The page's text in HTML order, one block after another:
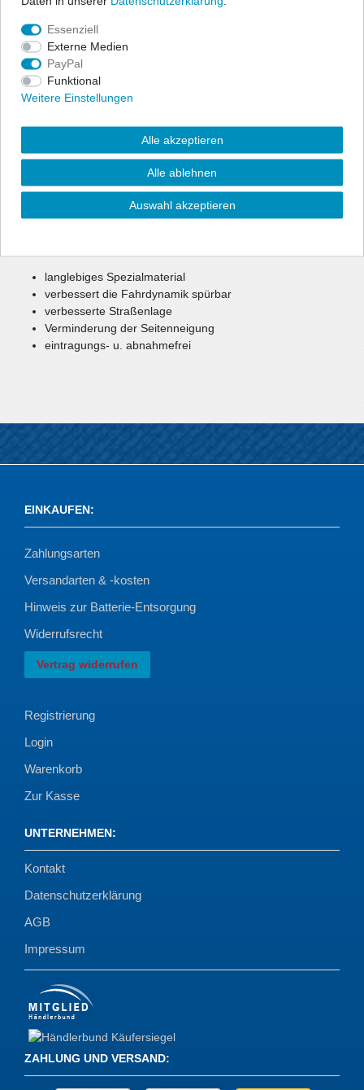
Sie sind qualitativ sehr hochwertig, damit stabiler, haltbarer und
bedeutend langlebiger als herkömmliche Serien- und
Gummibuchsen. Im Motorsport sind sie nicht mehr weg zu
denken.
Und auch im Straßenverkehr haben sie ihre Vorzüge. Die
Straßenlage wird durch die straffere Auslegung erheblich
Sicherheit und Sportlichkeit. Die Buchsen und Halter gibt es für
alle gängigen Fahrzeugmarken und Modelle für Vorder- u.
Hinterachse, sowie Auspuffaufhängungsteile.
Teilweise wird auch benötigtes Montagematerial (Schrauben,
Muttern, Unterlegscheiben etc.) mitgeliefert.
langlebiges Spezialmaterial
verbessert die Fahrdynamik spürbar
verbesserte Straßenlage
Verminderung der Seitenneigung
eintragungs- u. abnahmefrei
EINKAUFEN:
Zahlungsarten
Versandarten & -kosten
Hinweis zur Batterie-Entsorgung
Widerrufsrecht
Vertrag widerrufen
Registrierung
Login
Warenkorb
Zur Kasse
UNTERNEHMEN:
Kontakt
Datenschutzerklärung
AGB
Impressum
ZAHLUNG UND VERSAND:
Essenziell
Externe Medien
PayPal
Funktional
Weitere Einstellungen
Alle akzeptieren
Alle ablehnen
Auswahl akzeptieren